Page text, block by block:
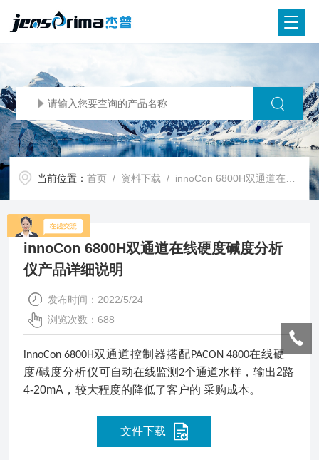
当前位置：首页 / 资料下载 / innoCon 6800H双通道在线硬度碱度分析仪产品详细说明
innoCon 6800H双通道在线硬度碱度分析
仪产品详细说明
发布时间：2022/5/24
浏览次数：688
innoCon 6800H双通道控制器搭配PACON 4800在线硬
度/碱度分析仪可自动在线监测 2个通道水样 ，输出2路
4-20mA ，较大程度的降低了客户的 采购成本。
文件下载